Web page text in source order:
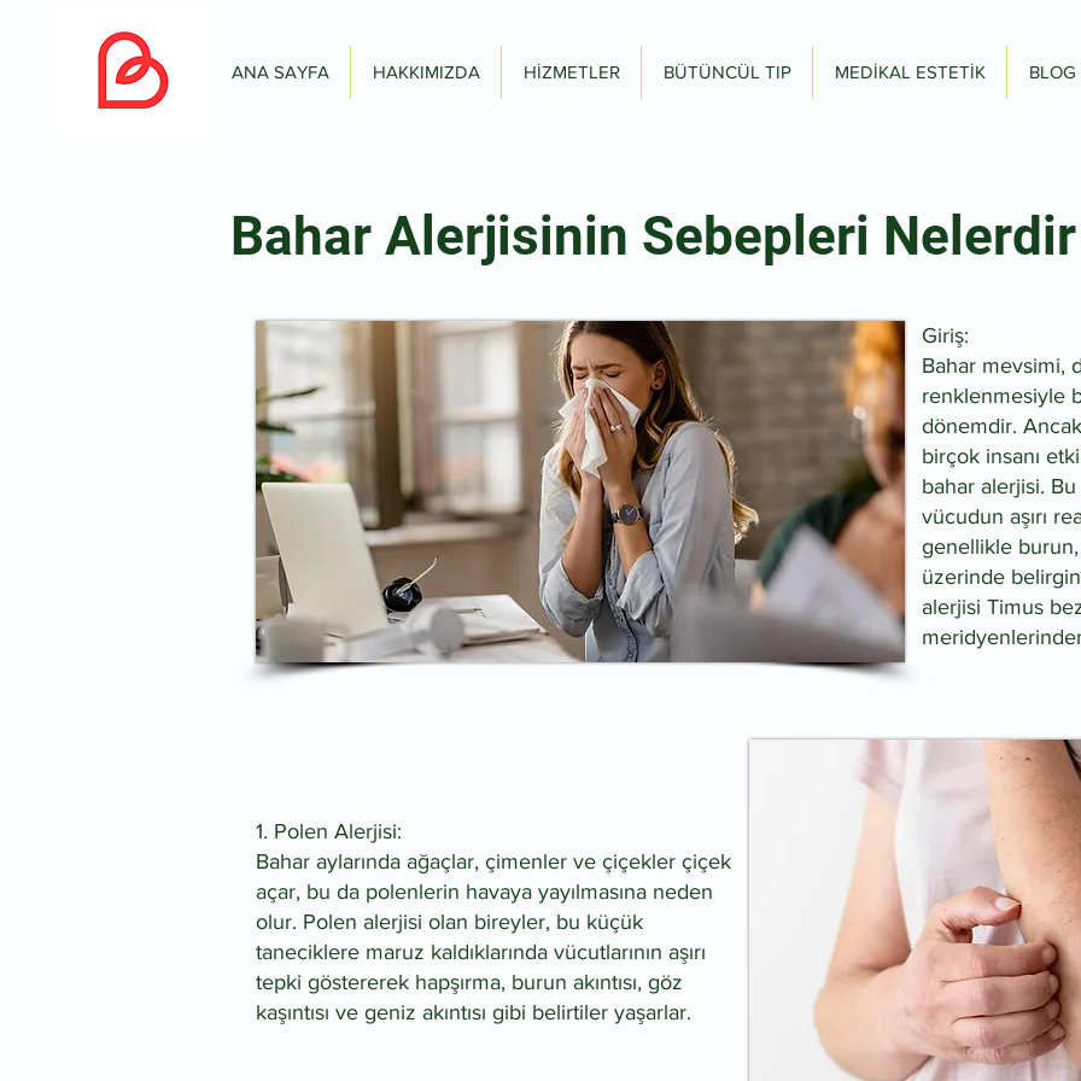
ANA SAYFA HAKKIMIZDA HİZMETLER BÜTÜNCÜL TIP MEDİKAL ESTETİK BLOG
Bahar Alerjisinin Sebepleri Nelerdir
Giriş:
Bahar mevsimi,
renklenmesiyle
dönemdir.
birçok insanı
bahar alerjisi.
vücudun aşırı
genellikle
üzerinde
alerjisi Timus
1. Polen Alerjisi:
Bahar aylarında ağaçlar, çimenler ve çiçekler çiçek
açar, bu da polenlerin havaya yayılmasına neden
olur. Polen alerjisi olan bireyler, bu küçük
taneciklere maruz kaldıklarında vücutlarının aşırı
tepki göstererek hapşırma, burun akıntısı, göz
kaşıntısı ve geniz akıntısı gibi belirtiler yaşarlar.